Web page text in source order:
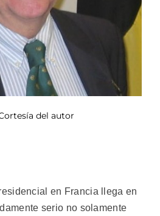
del autor
en Francia llega en
serio no solamente